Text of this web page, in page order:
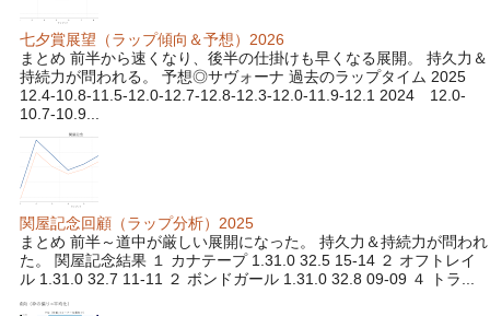
七夕賞展望（ラップ傾向＆予想）2026
まとめ 前半から速くなり、後半の仕掛けも早くなる展開。 持久力＆
持続力が問われる。 予想◎サヴォーナ 過去のラップタイム 2025
12.4-10.8-11.5-12.0-12.7-12.8-12.3-12.0-11.9-12.1 2024 12.0-
10.7-10.9...
関屋記念回顧（ラップ分析）2025
まとめ 前半～道中が厳しい展開になった。 持久力＆持続力が問われ
た。 関屋記念結果 １ カナテープ 1.31.0 32.5 15-14 ２ オフトレイ
ル 1.31.0 32.7 11-11 ２ ボンドガール 1.31.0 32.8 09-09 ４ トラ...